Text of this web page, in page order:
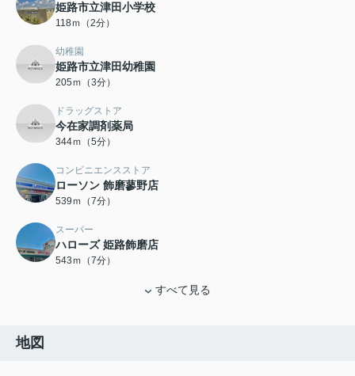
姫路市立津田小学校
118ｍ（2分）
幼稚園
姫路市立津田幼稚園
205ｍ（3分）
ドラッグストア
今在家調剤薬局
344ｍ（5分）
コンビニエンスストア
ローソン 飾磨蓼野店
539ｍ（7分）
スーパー
ハローズ 姫路飾磨店
543ｍ（7分）
すべて見る
地図